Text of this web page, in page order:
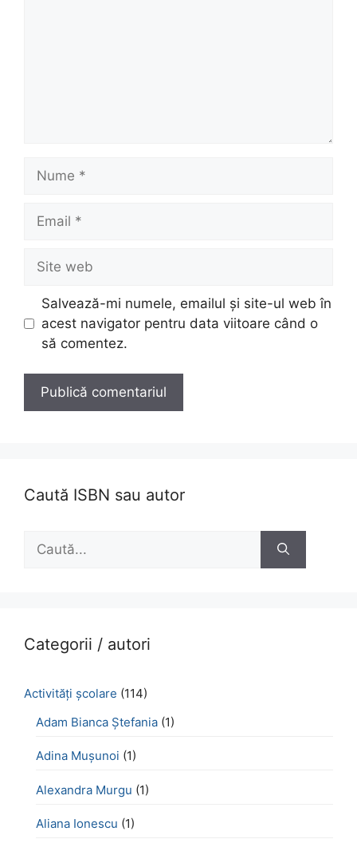
web
Salvează-mi numele, emailul și site-ul web în
acest navigator pentru data viitoare când o
să comentez.
Caută ISBN sau autor
Caută
Categorii / autori
Activităţi şcolare (114)
Adam Bianca Ștefania (1)
Adina Mușunoi (1)
Alexandra Murgu (1)
Aliana Ionescu (1)